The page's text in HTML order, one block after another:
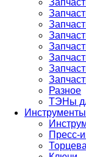
Разное
ТЭНы
Инструменты
Пресс-